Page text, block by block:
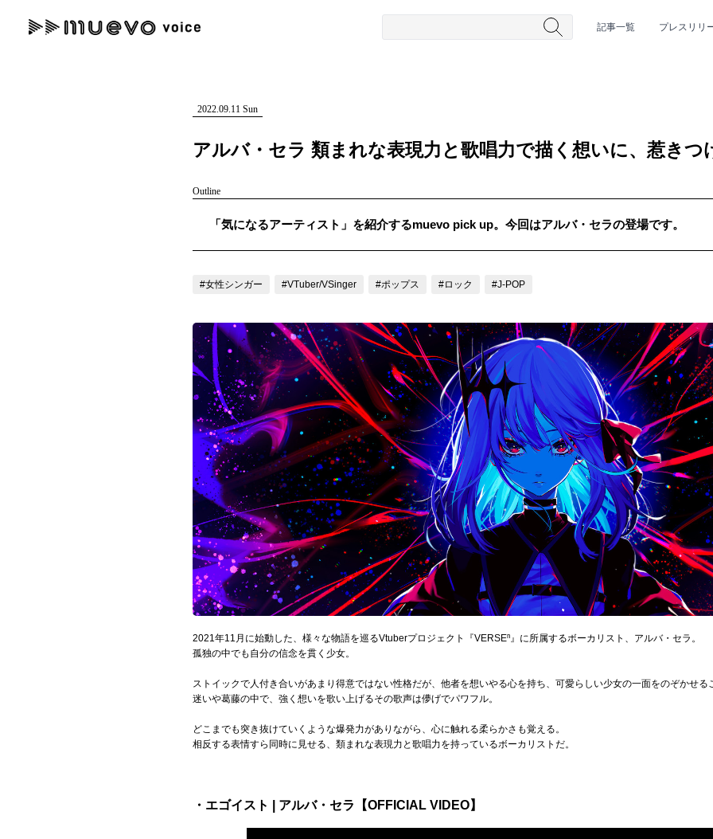
記事一覧 プレスリリ
#女性SSW #ロック #男性シンガー #HR/HM #女性シンガー #ヒップホップ #男性シンガーグルー
"読者の声を形にする”音楽特化メディア
2022.09.11 Sun
アルバ・セラ 類まれな表現力と歌唱力で描く想いに、惹きつ
Outline
「気になるアーティスト」を紹介するmuevo pick up。今回はアルバ・セラの登場です。
#女性シンガー #VTuber/VSinger #ポップス #ロック #J-POP
2021年11月に始動した、様々な物語を巡るVtuberプロジェクト『VERSEⁿ』に所属するボーカリスト、アルバ・セラ。
孤独の中でも自分の信念を貫く少女。
ストイックで人付き合いがあまり得意ではない性格だが、他者を想いやる心を持ち、可愛らしい少女の一面をのぞかせる
迷いや葛藤の中で、強く想いを歌い上げるその歌声は儚げでパワフル。
どこまでも突き抜けていくような爆発力がありながら、心に触れる柔らかさも覚える。
相反する表情すら同時に見せる、類まれな表現力と歌唱力を持っているボーカリストだ。
・エゴイスト | アルバ・セラ【OFFICIAL VIDEO】